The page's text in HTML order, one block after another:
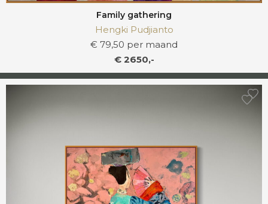
Family gathering
Hengki Pudjianto
€ 79,50 per maand
€ 2650,-